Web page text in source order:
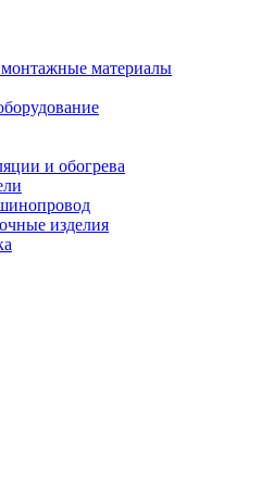
материалы
и обогрева
изделия